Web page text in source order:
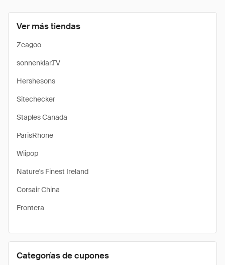
Ver más tiendas
Zeagoo
sonnenklar.TV
Hershesons
Sitechecker
Staples Canada
ParisRhone
Wiipop
Nature's Finest Ireland
Corsair China
Frontera
Categorías de cupones